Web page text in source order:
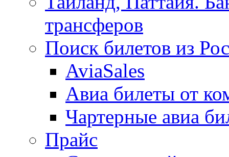
трансферов
Поиск билетов из
AviaSales
Авиа билеты от
Чартерные авиа
Прайс